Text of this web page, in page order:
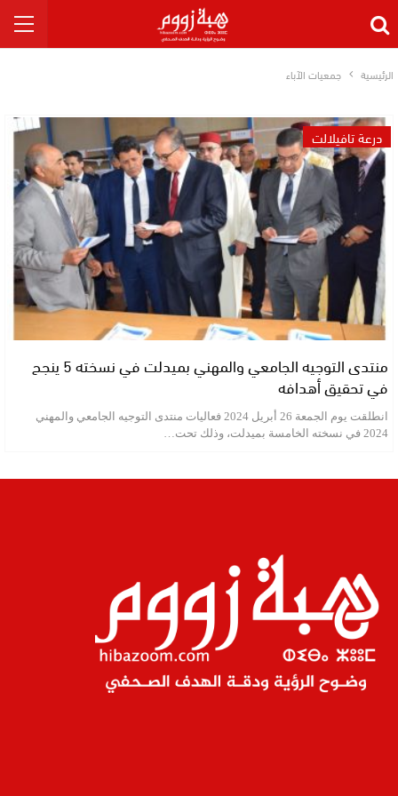
الرئيسية جمعيات الآباء
درعة تافيلالت
منتدى التوجيه الجامعي والمهني بميدلت في نسخته 5 ينجح
في تحقيق أهدافه
انطلقت يوم الجمعة 26 أبريل 2024 فعاليات منتدى التوجيه الجامعي والمهني
2024 في نسخته الخامسة بميدلت، وذلك تحت…